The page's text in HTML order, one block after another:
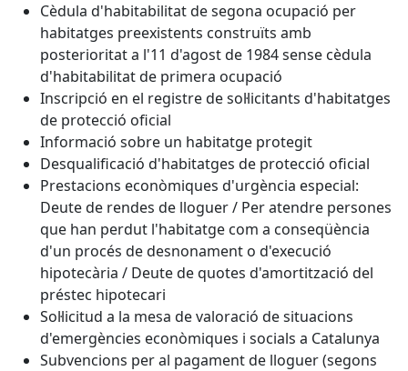
Cèdula d'habitabilitat de segona ocupació per
habitatges preexistents construïts amb
posterioritat a l'11 d'agost de 1984 sense cèdula
d'habitabilitat de primera ocupació
Inscripció en el registre de sol·licitants d'habitatges
de protecció oficial
Informació sobre un habitatge protegit
Desqualificació d'habitatges de protecció oficial
Prestacions econòmiques d'urgència especial:
Deute de rendes de lloguer / Per atendre persones
que han perdut l'habitatge com a conseqüència
d'un procés de desnonament o d'execució
hipotecària / Deute de quotes d'amortització del
préstec hipotecari
Sol·licitud a la mesa de valoració de situacions
d'emergències econòmiques i socials a Catalunya
Subvencions per al pagament de lloguer (segons